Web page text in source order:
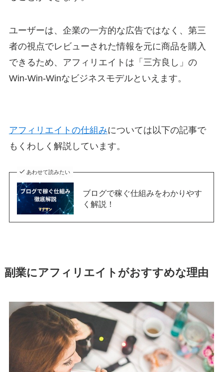
ユーザーは、企業の一方的な広告ではなく、第三
者の視点でレビューされた情報を元に商品を購入
できるため、アフィリエイトは「三方良し」の
Win-Win-Winなビジネスモデルといえます。
アフィリエイトの仕組みについては以下の記事で
もくわしく解説しています。
あわせて読みたい
ブログで稼ぐ仕組みをわかりやす
く解説！
副業にアフィリエイトがおすすめな理由